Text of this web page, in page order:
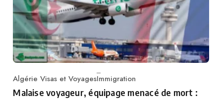
Category
Algérie Visas et VoyagesImmigration
Malaise voyageur, équipage menacé de mort :